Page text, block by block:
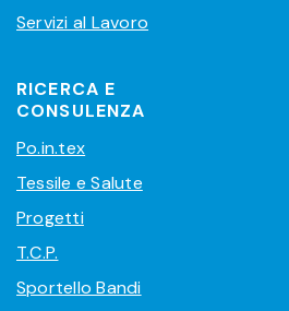
Servizi al Lavoro
RICERCA E
CONSULENZA
Po.in.tex
Tessile e Salute
Progetti
T.C.P.
Sportello Bandi